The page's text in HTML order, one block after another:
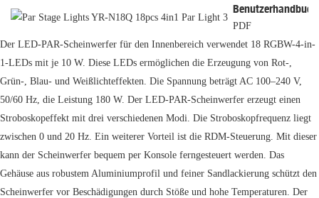
Benutzerhandbuch
PDF
Der LED-PAR-Scheinwerfer für den Innenbereich verwendet 18 RGBW-4-in-
1-LEDs mit je 10 W. Diese LEDs ermöglichen die Erzeugung von Rot-,
Grün-, Blau- und Weißlichteffekten. Die Spannung beträgt AC 100–240 V,
50/60 Hz, die Leistung 180 W. Der LED-PAR-Scheinwerfer erzeugt einen
Stroboskopeffekt mit drei verschiedenen Modi. Die Stroboskopfrequenz liegt
zwischen 0 und 20 Hz. Ein weiterer Vorteil ist die RDM-Steuerung. Mit dieser
kann der Scheinwerfer bequem per Konsole ferngesteuert werden. Das
Gehäuse aus robustem Aluminiumprofil und feiner Sandlackierung schützt den
Scheinwerfer vor Beschädigungen durch Stöße und hohe Temperaturen. Der